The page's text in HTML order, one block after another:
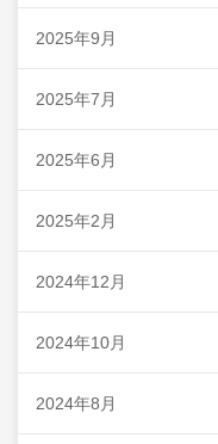
2025年9月
2025年7月
2025年6月
2025年2月
2024年12月
2024年10月
2024年8月